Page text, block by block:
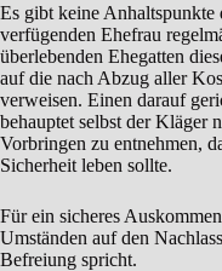
Es gibt keine
verfügenden Ehefrau
überlebenden Ehegatten
auf die nach Abzug aller
verweisen. Einen darauf
behauptet selbst der Kläger
Vorbringen zu entnehmen,
Sicherheit leben sollte.
Für ein sicheres
Umständen auf den
Befreiung spricht.